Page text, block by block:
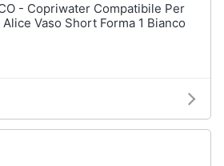
- Copriwater Compatibile Per
Alice Vaso Short Forma 1 Bianco